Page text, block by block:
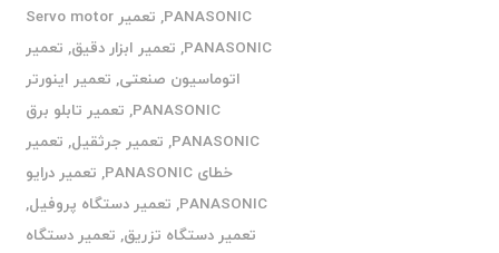
PANASONIC
,
تعمیر Servo motor
PANASONIC
, تعمیر ابزار دقیق, تعمیر
اتوماسیون صنعتی, تعمیر اینورتر
PANASONIC
, تعمیر تابلو برق
PANASONIC
, تعمیر جرثقیل, تعمیر
خطای PANASONIC
, تعمیر درایو
PANASONIC
, تعمیر دستگاه پروفیل,
تعمیر دستگاه تزریق, تعمیر دستگاه